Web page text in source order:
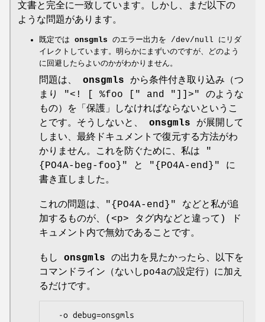
文書と完全に一致しています。しかし、まだ以下の
ような問題があります。
既定では onsgmls のエラー出力を /dev/null にリダ
イレクトしています。明らかにまずいのですが、どのよう
に回避したらよいのかがわかりません。
問題は、 onsgmls から条件付き取り込み（つ
まり
"<! [ %foo [" and "]]>"
のような
もの）を「保護」しなければならないというこ
とです。そうしないと、 onsgmls が展開して
しまい、最終ドキュメントで復元する方法がわ
かりません。これを防ぐために、私は
"
{PO4A-beg-foo}"
と "{PO4A-end}"
に
書き直しました。
これの問題は、 "{PO4A-end}"
などと私が追
加するものが、(<p> タグ内などと違って) ド
キュメント内で無効であることです。
もし onsgmls の出力を見たかったら、以下を
コマンドライン（ないしpo4aの設定行）に加え
るだけです。